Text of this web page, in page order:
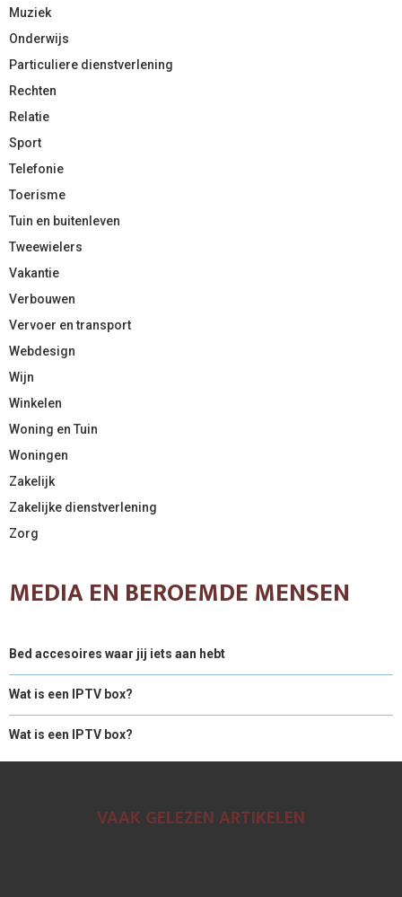
Muziek
Onderwijs
Particuliere dienstverlening
Rechten
Relatie
Sport
Telefonie
Toerisme
Tuin en buitenleven
Tweewielers
Vakantie
Verbouwen
Vervoer en transport
Webdesign
Wijn
Winkelen
Woning en Tuin
Woningen
Zakelijk
Zakelijke dienstverlening
Zorg
MEDIA EN BEROEMDE MENSEN
Bed accesoires waar jij iets aan hebt
Wat is een IPTV box?
Wat is een IPTV box?
VAAK GELEZEN ARTIKELEN